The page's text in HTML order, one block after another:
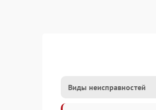
Виды неисправностей